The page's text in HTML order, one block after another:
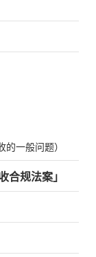
的一般问题）
合规法案」